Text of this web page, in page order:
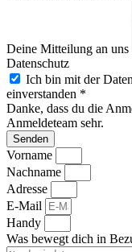
Deine Mitteilung an uns
Datenschutz
Ich bin mit der
einverstanden *
Danke, dass du die
Anmeldeteam sehr.
Senden
Vorname
Nachname
Adresse
E-Mail
Handy
Was bewegt dich in